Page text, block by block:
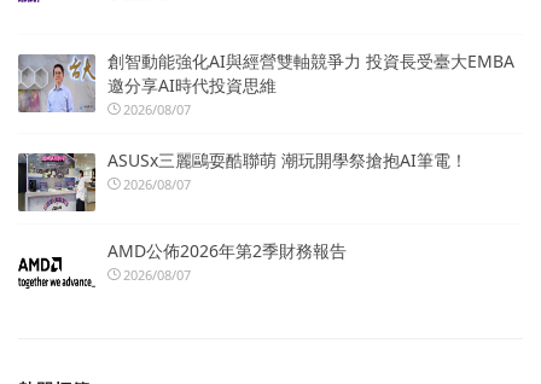
創智動能強化AI與經營雙軸競爭力 投資長受臺大EMBA
邀分享AI時代投資思維
2026/08/07
ASUSx三麗鷗耍酷聯萌 潮玩開學祭搶抱AI筆電！
2026/08/07
AMD公佈2026年第2季財務報告
2026/08/07